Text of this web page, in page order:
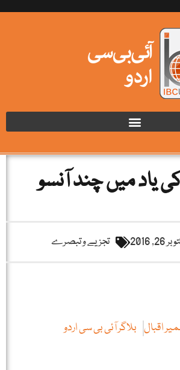
یاد میں چند آنسو
26, 2016 تجزیے و تبصرے
اقبال بلاگر آئی بی سی اردو